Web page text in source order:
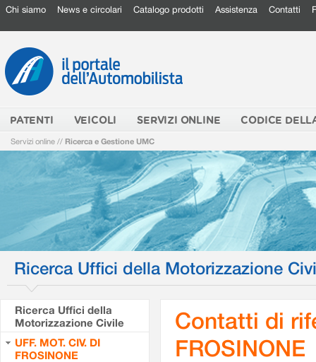
Chi siamo News e circolari Catalogo prodotti Assistenza Contatti
PATENTI VEICOLI SERVIZI ONLINE CODICE
Servizi online // Ricerca e Gestione UMC
Ricerca Uffici della Motorizzazione
Ricerca Uffici della
Motorizzazione Civile
UFF. MOT. CIV. DI
FROSINONE
Contatti di
FROSINONE